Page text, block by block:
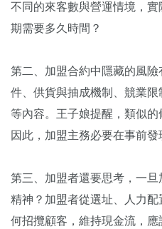
不同的來客數與營運情境，
期需要多久時間？
第二、加盟合約中隱藏的風
件、供貨與抽成機制、競業
等內容。王子娘提醒，類似的
因此，加盟主務必要在事前發
第三、加盟者還要思考，一
精神？加盟者從選址、人力
何招攬顧客，維持現金流，